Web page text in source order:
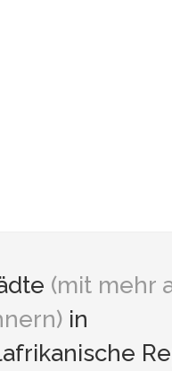
(mit mehr
in